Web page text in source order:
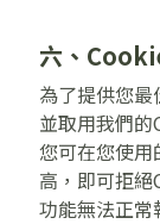
六、
為了提供您
並取用我們
您可在您使
高，即可拒
功能無法正常